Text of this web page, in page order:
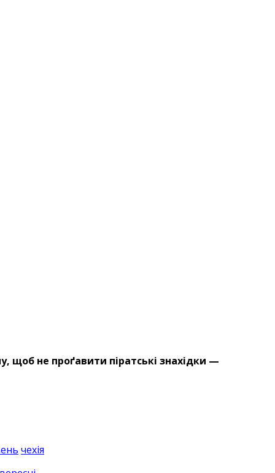
щоб не проґавити піратські знахідки —
чехія